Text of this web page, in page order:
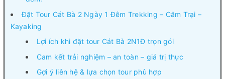
Đặt Tour Cát Bà 2 Ngày 1 Đêm Trekking – Cắm Trại –
Kayaking
Lợi ích khi đặt tour Cát Bà 2N1Đ trọn gói
Cam kết trải nghiệm – an toàn – giá trị thực
Gợi ý liên hệ & lựa chọn tour phù hợp